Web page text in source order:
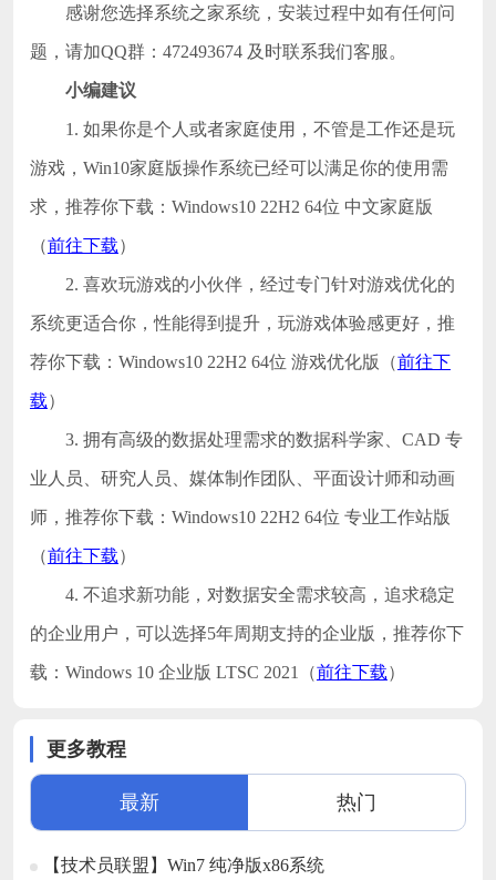
感谢您选择系统之家系统，安装过程中如有任何问
题，请加QQ群：472493674 及时联系我们客服。
小编建议
1. 如果你是个人或者家庭使用，不管是工作还是玩
游戏，Win10家庭版操作系统已经可以满足你的使用需
求，推荐你下载：Windows10 22H2 64位 中文家庭版
（前往下载）
2. 喜欢玩游戏的小伙伴，经过专门针对游戏优化的
系统更适合你，性能得到提升，玩游戏体验感更好，推
荐你下载：Windows10 22H2 64位 游戏优化版（前往下
载）
3. 拥有高级的数据处理需求的数据科学家、CAD 专
业人员、研究人员、媒体制作团队、平面设计师和动画
师，推荐你下载：Windows10 22H2 64位 专业工作站版
（前往下载）
4. 不追求新功能，对数据安全需求较高，追求稳定
的企业用户，可以选择5年周期支持的企业版，推荐你下
载：Windows 10 企业版 LTSC 2021（前往下载）
更多教程
最新 热门
【技术员联盟】Win7 纯净版x86系统